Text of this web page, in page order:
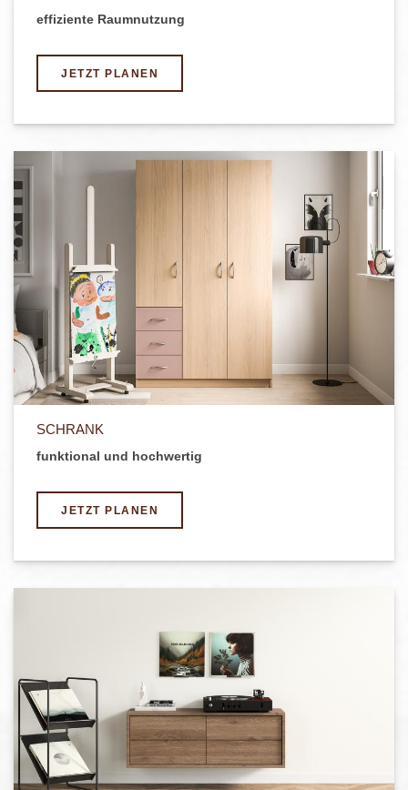
effiziente Raumnutzung
JETZT PLANEN
SCHRANK
funktional und hochwertig
JETZT PLANEN